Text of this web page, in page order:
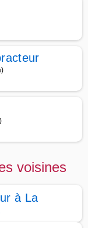
voisines
à La